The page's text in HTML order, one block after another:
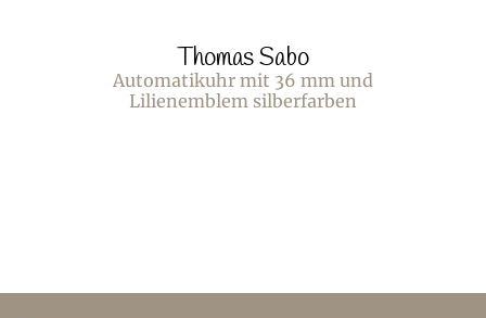
Thomas Sabo
Automatikuhr mit 36 mm und
Lilienemblem silberfarben